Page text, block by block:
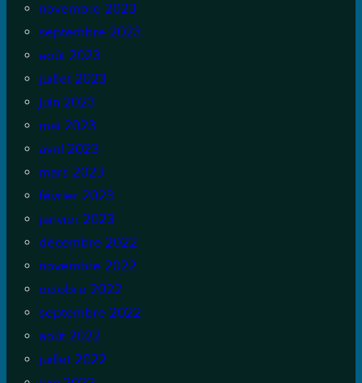
novembre 2023
septembre 2023
août 2023
juillet 2023
juin 2023
mai 2023
avril 2023
mars 2023
février 2023
janvier 2023
décembre 2022
novembre 2022
octobre 2022
septembre 2022
août 2022
juillet 2022